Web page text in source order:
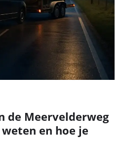
de Meervelderweg
en hoe je